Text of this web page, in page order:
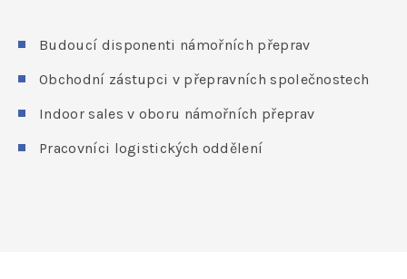
Budoucí disponenti námořních přeprav
Obchodní zástupci v přepravních společnostech
Indoor sales v oboru námořních přeprav
Pracovníci logistických oddělení